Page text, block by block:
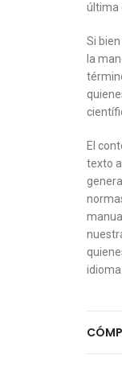
última
Si
la
El
texto
idioma.